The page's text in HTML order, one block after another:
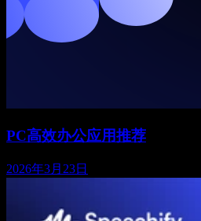
PC高效办公应用推荐
2026年3月23日